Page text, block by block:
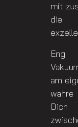
mit
die
Eng
am
Dich